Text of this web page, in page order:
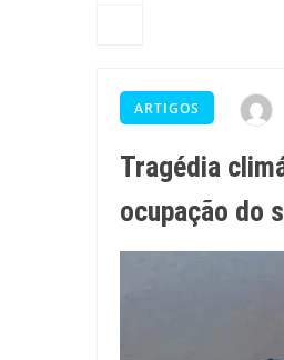
ARTIGOS
Tragédia
ocupação do